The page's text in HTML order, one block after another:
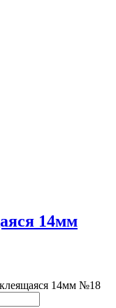
14мм
14мм №18